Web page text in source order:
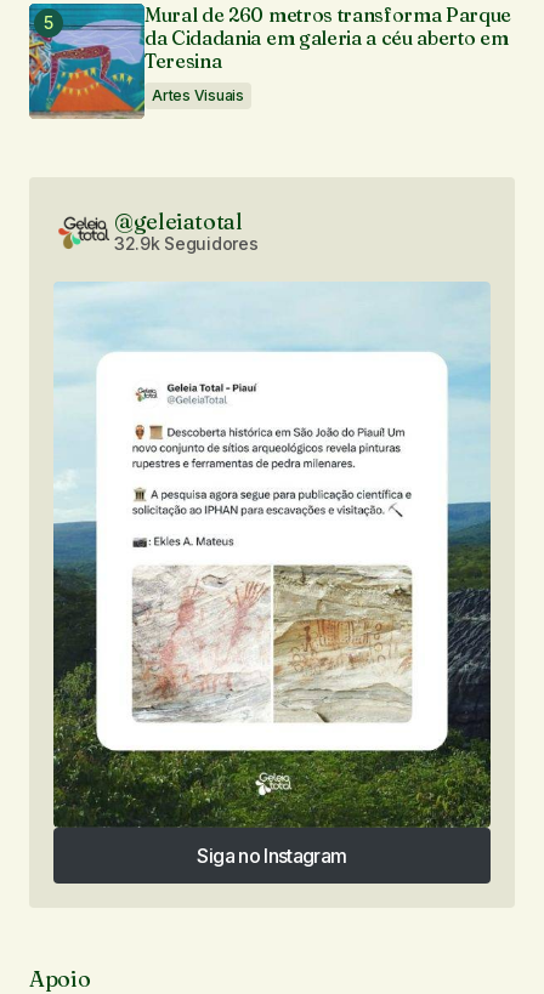
Mural de 260 metros transforma Parque
da Cidadania em galeria a céu aberto em
Teresina
Artes Visuais
@geleiatotal
32.9k Seguidores
Siga no Instagram
Siga no Instagram
Apoio